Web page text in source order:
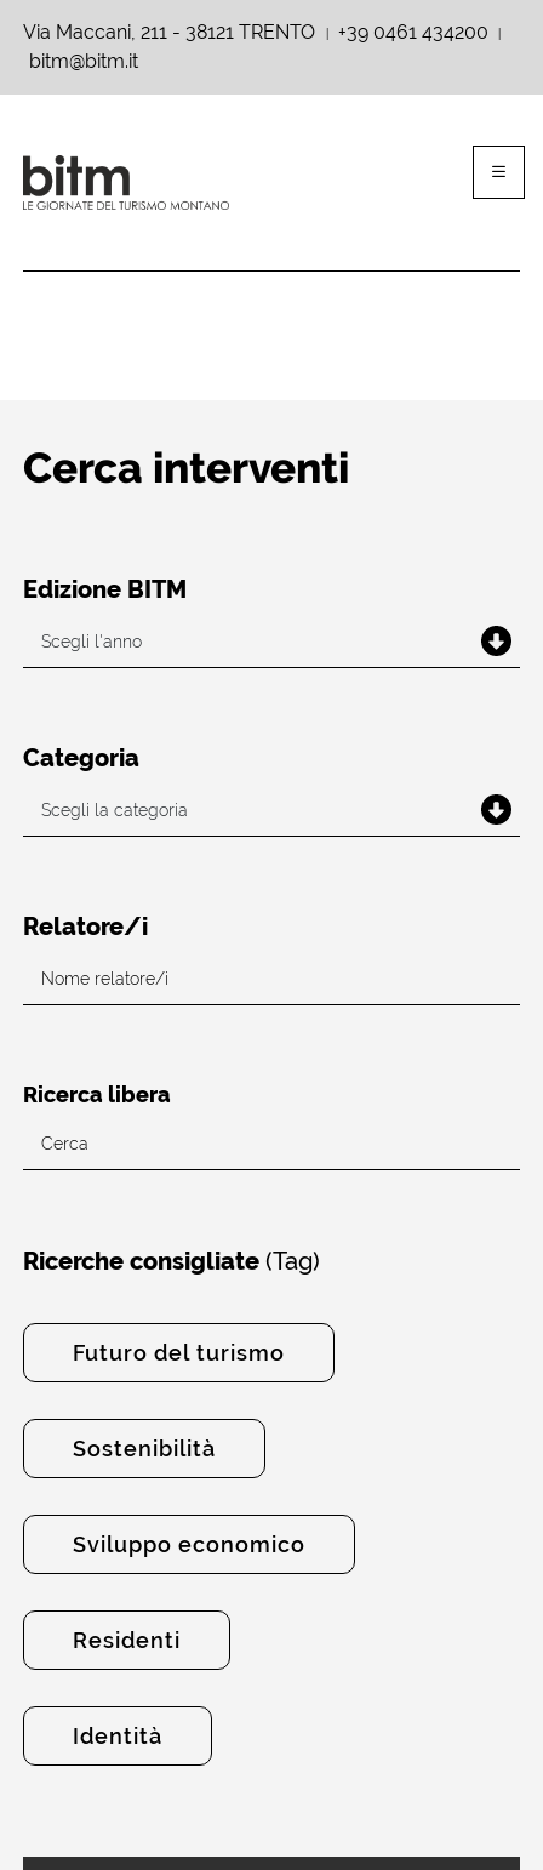
Via Maccani, 211 - 38121 TRENTO +39 0461 434200
bitm@bitm.it
Cerca interventi
Edizione BITM
Categoria
Relatore/i
Ricerca libera
Ricerche consigliate(Tag)
Futuro del turismo
Sostenibilità
Sviluppo economico
Residenti
Identità